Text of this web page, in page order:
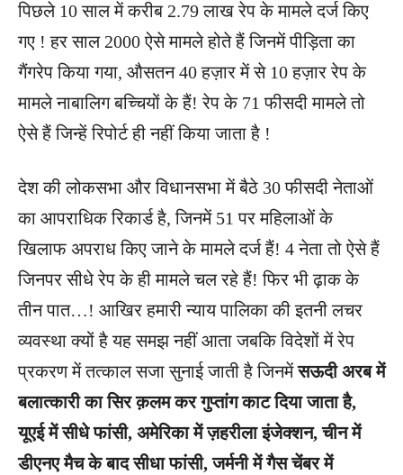
पिछले 10 साल में करीब 2.79 लाख रेप के मामले दर्ज किए
गए ! हर साल 2000 ऐसे मामले होते हैं जिनमें पीड़िता का
गैंगरेप किया गया, औसतन 40 हज़ार में से 10 हज़ार रेप के
मामले नाबालिग बच्चियों के हैं! रेप के 71 फीसदी मामले तो
ऐसे हैं जिन्हें रिपोर्ट ही नहीं किया जाता है !
देश की लोकसभा और विधानसभा में बैठे 30 फीसदी नेताओं
का आपराधिक रिकार्ड है, जिनमें 51 पर महिलाओं के
खिलाफ अपराध किए जाने के मामले दर्ज हैं! 4 नेता तो ऐसे हैं
जिनपर सीधे रेप के ही मामले चल रहे हैं! फिर भी ढ़ाक के
तीन पात…! आखिर हमारी न्याय पालिका की इतनी लचर
व्यवस्था क्यों है यह समझ नहीं आता जबकि विदेशों में रेप
प्रकरण में तत्काल सजा सुनाई जाती है जिनमेंसऊदी अरब में
बलात्कारी का सिर क़लम कर गुप्तांग काट दिया जाता है,
यूएई में सीधे फांसी, अमेरिका में ज़हरीला इंजेक्शन, चीन में
डीएनए मैच के बाद सीधा फांसी, जर्मनी में गैस चेंबर में